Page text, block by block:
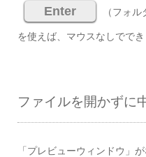
Enter （フォ
を使えば、マウスなしででき
ファイルを開かずに
「プレビューウィンドウ」